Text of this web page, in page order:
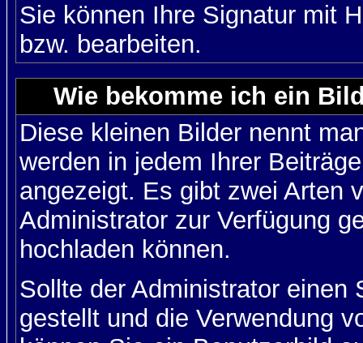
Sie können Ihre Signatur mit
bzw. bearbeiten.
Wie bekomme ich ein
Diese kleinen Bilder nennt
werden in jedem Ihrer
angezeigt. Es gibt zwei Arten
Administrator zur Verfügung
hochladen können.
Sollte der Administrator einen
gestellt und die Verwendung